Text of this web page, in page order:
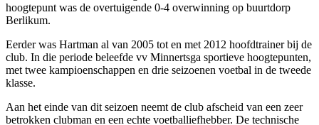
hoogtepunt was de overtuigende 0-4 overwinning op buurtdorp
Berlikum.
Eerder was Hartman al van 2005 tot en met 2012 hoofdtrainer bij de
club. In die periode beleefde vv Minnertsga sportieve hoogtepunten,
met twee kampioenschappen en drie seizoenen voetbal in de tweede
klasse.
Aan het einde van dit seizoen neemt de club afscheid van een zeer
betrokken clubman en een echte voetballiefhebber. De technische